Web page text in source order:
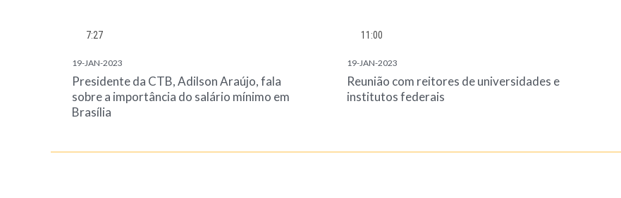
7:27
19-JAN-2023
Presidente da CTB, Adilson Araújo, fala
sobre a importância do salário mínimo em
Brasília
11:00
19-JAN-2023
Reunião com reitores de universidades e
institutos federais